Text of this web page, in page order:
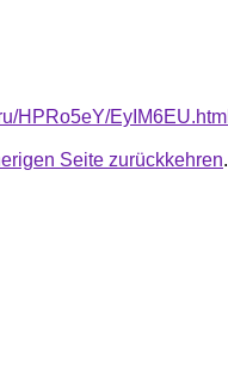
HPRo5eY/EyIM6EU.html
Seite zurückkehren.